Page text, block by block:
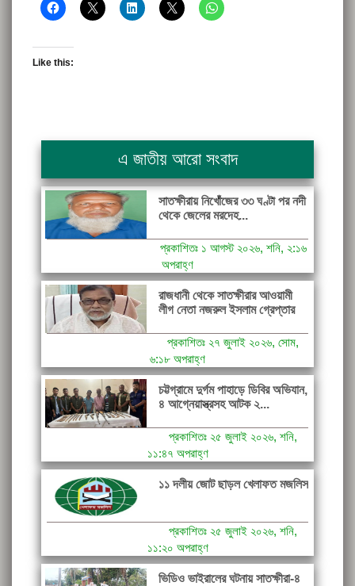
Like this:
এ জাতীয় আরো সংবাদ
সাতক্ষীরায় নিখোঁজের ৩৩ ঘণ্টা পর নদী
থেকে জেলের মরদেহ...
প্রকাশিতঃ ১ আগস্ট ২০২৬, শনি, ২:১৬
অপরাহ্ণ
রাজধানী থেকে সাতক্ষীরার আওয়ামী
লীগ নেতা নজরুল ইসলাম গ্রেপ্তার
প্রকাশিতঃ ২৭ জুলাই ২০২৬, সোম,
৬:১৮ অপরাহ্ণ
চট্টগ্রামে দুর্গম পাহাড়ে ডিবির অভিযান,
৪ আগ্নেয়াস্ত্রসহ আটক ২...
প্রকাশিতঃ ২৫ জুলাই ২০২৬, শনি,
১১:৪৭ অপরাহ্ণ
১১ দলীয় জোট ছাড়ল খেলাফত মজলিস
প্রকাশিতঃ ২৫ জুলাই ২০২৬, শনি,
১১:২০ অপরাহ্ণ
ভিডিও ভাইরালের ঘটনায় সাতক্ষীরা-৪